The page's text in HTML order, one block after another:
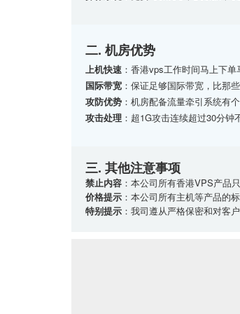
二. 机房优势
上机快速 ：香港vps工作时间马上下单
国际带宽 ：保证足够国际带宽，比那
攻防优势 ：机房配备流量牵引系统有
攻击处理 ：超1G攻击连续超过30分
三. 其他注意事项
禁止内容 ：本公司所有香港VPS产品
价格提示 ：本公司所有主机等产品的
特别提示 ：我司遵从严格保密和对客